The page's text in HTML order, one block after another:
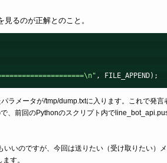
るのが正解とのこと。
, FILE_APPEND);
ラメータが/tmp/dump.txtに入ります。これで発言
、前回のPythonのスクリプト内で
いのですが、今回は送りたい（受け取りたい）
す。